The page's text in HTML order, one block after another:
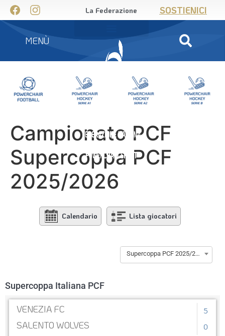
La Federazione SOSTIENICI
MENÙ
Campionato PCF
Supercoppa PCF
2025/2026
Calendario Lista giocatori
Supercoppa PCF 2025/2026
Supercoppa Italiana PCF
VENEZIA FC 5
SALENTO WOLVES 0